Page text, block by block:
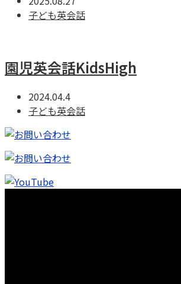
子ども英会話
園児英会話KidsHigh
2024.04.4
子ども英会話